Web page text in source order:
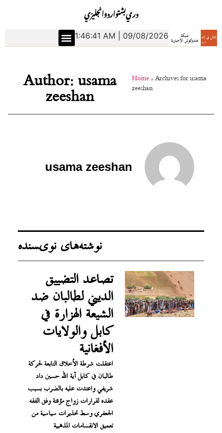
انجليزياردوبشتودري
1:46:41 AM | 09/08/2026
Author:usama
zeeshan
Home»Archives for usama
zeeshan
usama zeeshan
نوشته‌های نویسنده
تصاعد التضييق
الديني لطالبان ضد
الشيعة الهزارة في
كابل والولايات
الأفغانية
اعتقلت شرطة الأخلاق التابعة لحركة
طالبان في كابل آية الله حسين داد
شريفي واعتدت عليه بالضرب بسبب
عقده لقرارات زواج مؤقتة وفق الفقه
الجعفري وسط تحذيرات سياسية من
تعميق الانقسامات المذهبية